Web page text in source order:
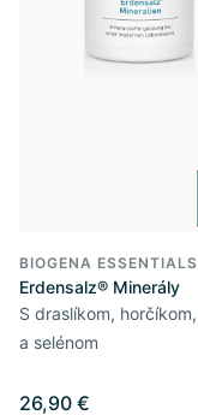
BIOGENA ESSENTIALS
Erdensalz® Minerály
S draslíkom,
a selénom
26,90 €